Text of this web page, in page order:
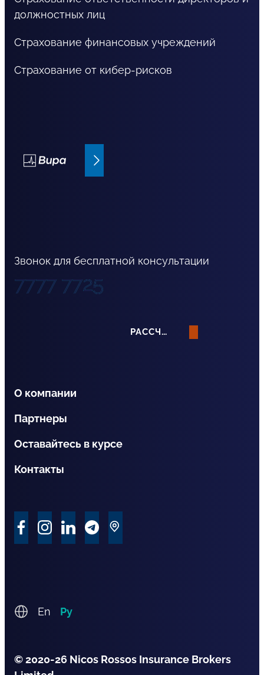
должностных лиц
Страхование финансовых учреждений
Страхование от кибер-рисков
Звонок для бесплатной консультации
7777 7725
РАССЧИТАТЬ СТРАХОВАНИЕ
О компании
Партнеры
Оставайтесь в курсе
Контакты
En Ру
© 2020-26 Nicos Rossos Insurance Brokers